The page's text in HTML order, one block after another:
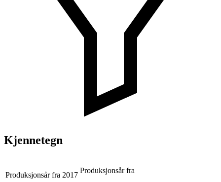
Kjennetegn
Produksjonsår fra 2017
Produksjonsår fra